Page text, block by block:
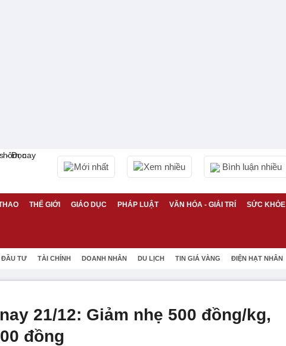
Mới nhất Xem nhiều Bình luận nhiều
THẾ GIỚI GIÁO DỤC PHÁP LUẬT VĂN HÓA - GIẢI TRÍ SỨC KHỎE
ĐẦU TƯ TÀI CHÍNH DOANH NHÂN DU LỊCH TIN GIÁ VÀNG ĐIỆN HẠT NHÂN
21/12: Giảm nhẹ 500 đồng/kg,
đồng